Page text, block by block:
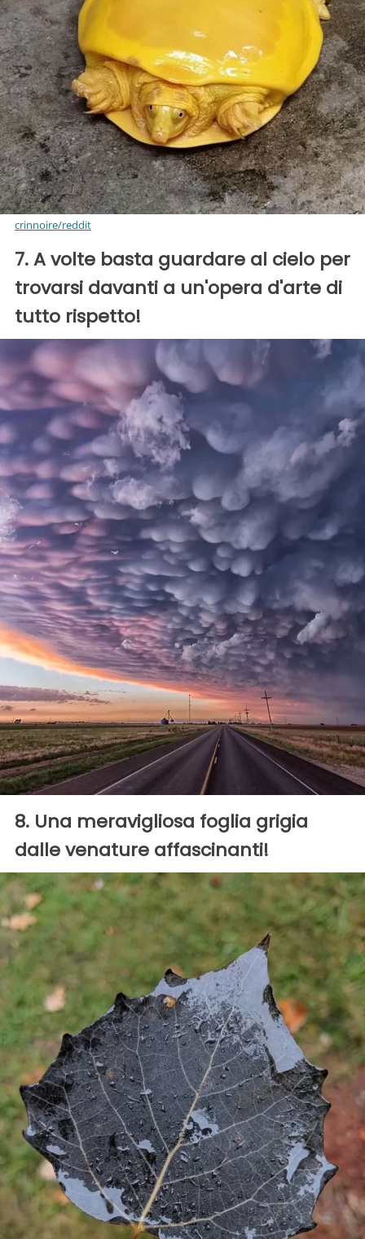
crinnoire/reddit
7. A volte basta guardare al cielo per
trovarsi davanti a un'opera d'arte di
tutto rispetto!
8. Una meravigliosa foglia grigia
dalle venature affascinanti!